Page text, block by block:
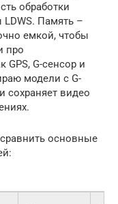
обработки
Память –
емкой, чтобы
про
GPS, G-сенсор и
модели с G-
сохраняет видео
основные